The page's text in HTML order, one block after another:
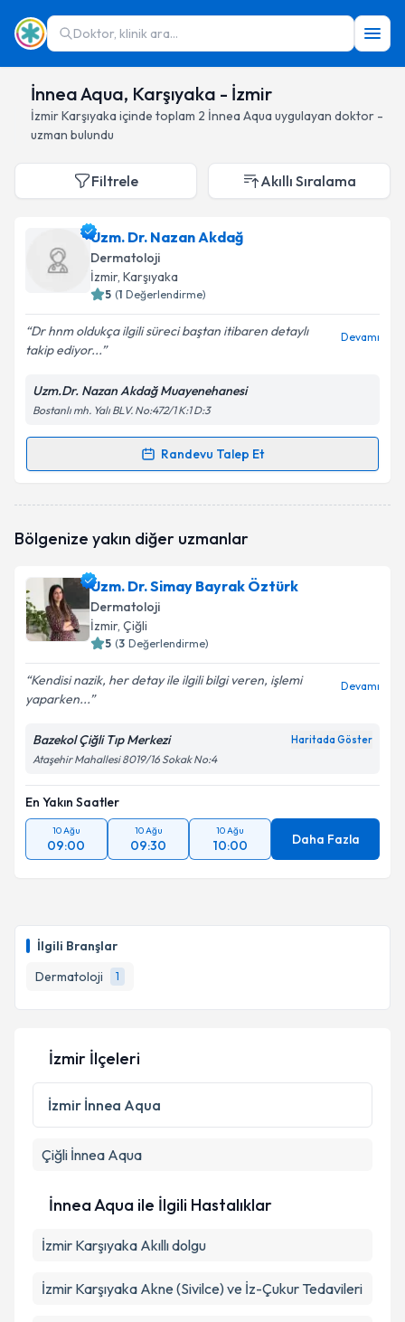
Doktor, klinik ara...
İnnea Aqua, Karşıyaka - İzmir
İzmirKarşıyaka içinde toplam 2 İnnea Aqua uygulayan doktor -
uzman bulundu
İlgili Branşlar
Dermatoloji
1
Filtrele Akıllı Sıralama
Uzm. Dr. Nazan Akdağ
Dermatoloji
İzmir, Karşıyaka
5 (1 Değerlendirme)
Dr hnm oldukça ilgili süreci baştan itibaren detaylı
takip ediyor...
Devamı
Uzm.Dr. Nazan Akdağ Muayenehanesi
Bostanlı mh. Yalı BLV. No:472/1 K:1 D:3
Randevu Talep Et
Randevu Takvimi Talebi
oluşturun. Size bu uzmandan randevu almanız için bir
E-posta Adresiniz
Kişisel verilerimin işlenmesine ilişkinAydınlatma
Metni
Bölgenize yakın diğer uzmanlar
Uzm. Dr. Simay Bayrak Öztürk
Dermatoloji
İzmir, Çiğli
5 (3 Değerlendirme)
Kendisi nazik, her detay ile ilgili bilgi veren, işlemi
yaparken...
Devamı
Bazekol Çiğli Tıp Merkezi Haritada Göster
Ataşehir Mahallesi 8019/16 Sokak No:4
En Yakın Saatler
10 Ağu
09:00
10 Ağu
09:30
10 Ağu
10:00 Daha Fazla
İzmir İlçeleri
İzmir İnnea Aqua
Çiğli İnnea Aqua
İnnea Aqua ile İlgili Hastalıklar
İzmir Karşıyaka Akıllı dolgu
İzmir Karşıyaka Akne (Sivilce) ve İz-Çukur Tedavileri